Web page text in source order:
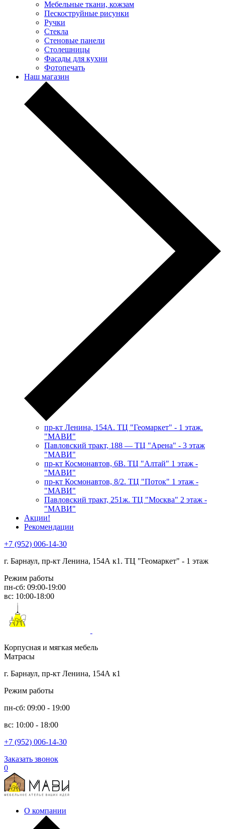
Мебельные ткани, кожзам
Пескоструйные рисунки
Ручки
Стекла
Стеновые панели
Столешницы
Фасады для кухни
Фотопечать
Наш магазин
пр-кт Ленина, 154А. ТЦ "Геомаркет" - 1 этаж.
"МАВИ"
​Павловский тракт, 188 — ТЦ "Арена" - 3 этаж
"МАВИ"
пр-кт Космонавтов, 6В. ТЦ "Алтай" 1 этаж -
"МАВИ"
пр-кт Космонавтов, 8/2. ТЦ "Поток" 1 этаж -
"МАВИ"
Павловский тракт, 251ж. ТЦ "Москва" 2 этаж -
"МАВИ"
Акции!
Рекомендации
+7 (952) 006-14-30
г. Барнаул, пр-кт Ленина, 154А к1. ТЦ "Геомаркет" - 1 этаж
Режим работы
пн-сб: 09:00-19:00
вс: 10:00-18:00
Корпусная и мягкая мебель
Матрасы
г. Барнаул, пр-кт Ленина, 154А к1
Режим работы
пн-сб: 09:00 - 19:00
вс: 10:00 - 18:00
+7 (952) 006-14-30
Заказать звонок
0
О компании